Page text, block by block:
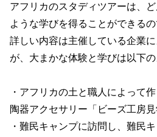
アフリカのスタディツアーは、
ような学びを得ることができる
詳しい内容は主催している企業
が、大まかな体験と学びは以下の
・アフリカの土と職人によって
陶器アクセサリー「ビーズ工房
・難民キャンプに訪問し、難民